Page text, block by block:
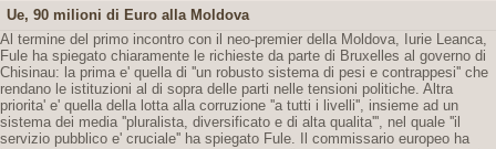
Ue, 90 milioni di Euro alla Moldova
Al termine del primo incontro con il neo-premier della Moldova, Iurie Leanca,
Fule ha spiegato chiaramente le richieste da parte di Bruxelles al governo di
Chisinau: la prima e' quella di ''un robusto sistema di pesi e contrappesi'' che
rendano le istituzioni al di sopra delle parti nelle tensioni politiche. Altra
priorita' e' quella della lotta alla corruzione ''a tutti i livelli'', insieme ad un
sistema dei media ''pluralista, diversificato e di alta qualita''', nel quale ''il
servizio pubblico e' cruciale'' ha spiegato Fule. Il commissario europeo ha